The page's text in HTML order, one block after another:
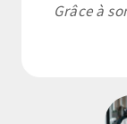
Grâce à